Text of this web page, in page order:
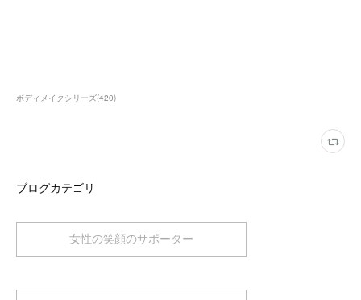
ボディメイクシリーズ(420)
ブログカテゴリ
女性の笑顔のサポーター